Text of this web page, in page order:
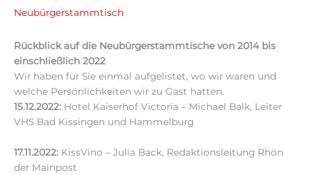
Neubürgerstammtisch
Rückblick auf die Neubürgerstammtische von 2014 bis
einschließlich 2022
Wir haben für Sie einmal aufgelistet, wo wir waren und
welche Persönlichkeiten wir zu Gast hatten.
15.12.2022: Hotel Kaiserhof Victoria – Michael Balk, Leiter
VHS Bad Kissingen und Hammelburg
17.11.2022: KissVino – Julia Back, Redaktionsleitung Rhön
der Mainpost